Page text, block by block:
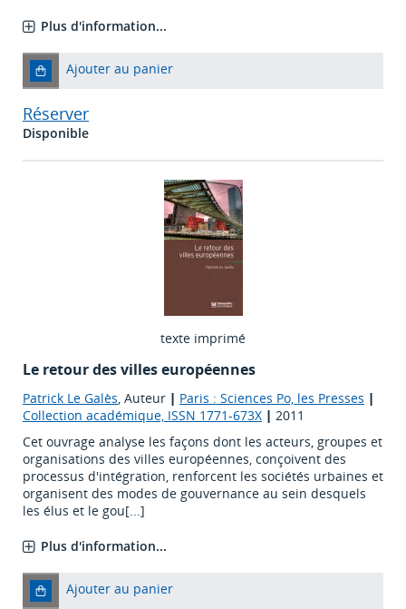
Plus d'information...
Ajouter au panier
Réserver
Disponible
texte imprimé
Le retour des villes européennes
Patrick Le Galès, Auteur | Paris : Sciences Po, les Presses |
Collection académique, ISSN 1771-673X | 2011
Cet ouvrage analyse les façons dont les acteurs, groupes et
organisations des villes européennes, conçoivent des
processus d'intégration, renforcent les sociétés urbaines et
organisent des modes de gouvernance au sein desquels
les élus et le gou[...]
Plus d'information...
Ajouter au panier